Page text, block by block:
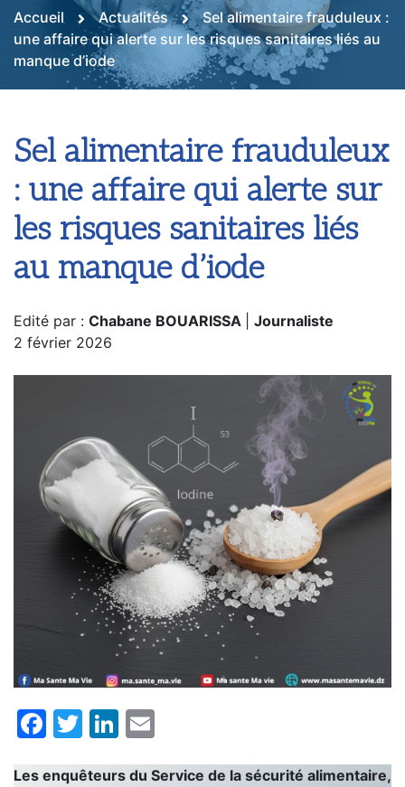
Accueil Actualités
Sel alimentaire frauduleux :
une affaire qui alerte sur les risques sanitaires liés au
manque d’iode
Sel alimentaire frauduleux
: une affaire qui alerte sur
les risques sanitaires liés
au manque d’iode
Edité par : Chabane BOUARISSA
Journaliste
2 février 2026
Facebook
TwitterLinkedIn
Les enquêteurs du Service de la sécurité alimentaire,